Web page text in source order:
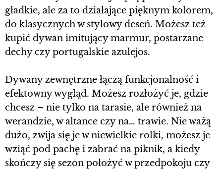
gładkie, ale za to działające pięknym kolorem,
do klasycznych w stylowy deseń. Możesz też
kupić dywan imitujący marmur, postarzane
dechy czy portugalskie azulejos.
Dywany zewnętrzne łączą funkcjonalność i
efektowny wygląd. Możesz rozłożyć je, gdzie
chcesz – nie tylko na tarasie, ale również na
werandzie, w altance czy na… trawie. Nie ważą
dużo, zwija się je w niewielkie rolki, możesz je
wziąć pod pachę i zabrać na piknik, a kiedy
skończy się sezon położyć w przedpokoju czy